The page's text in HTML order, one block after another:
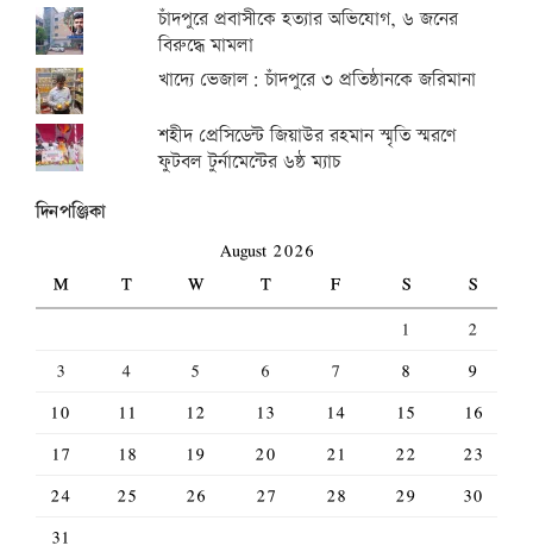
চাঁদপুরে প্রবাসীকে হত্যার অভিযোগ, ৬ জনের
বিরুদ্ধে মামলা
খাদ্যে ভেজাল: চাঁদপুরে ৩ প্রতিষ্ঠানকে জরিমানা
শহীদ প্রেসিডেন্ট জিয়াউর রহমান স্মৃতি স্মরণে
ফুটবল টুর্নামেন্টের ৬ষ্ঠ ম্যাচ
দিনপঞ্জিকা
August 2026
M
T W T F S
S
1
2
3
4 5 6 7 8
9
10
11 12 13 14 15
16
17
18 19 20 21 22
23
24
25 26 27 28 29
30
31